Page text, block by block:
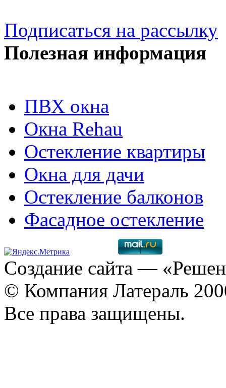
Подписаться на рассылку
Полезная информация
ПВХ окна
Окна Rehau
Остекление квартиры
Окна для дачи
Остекление балконов
Фасадное остекление
Создание сайта —
© Компания Латераль
Все права защищены.